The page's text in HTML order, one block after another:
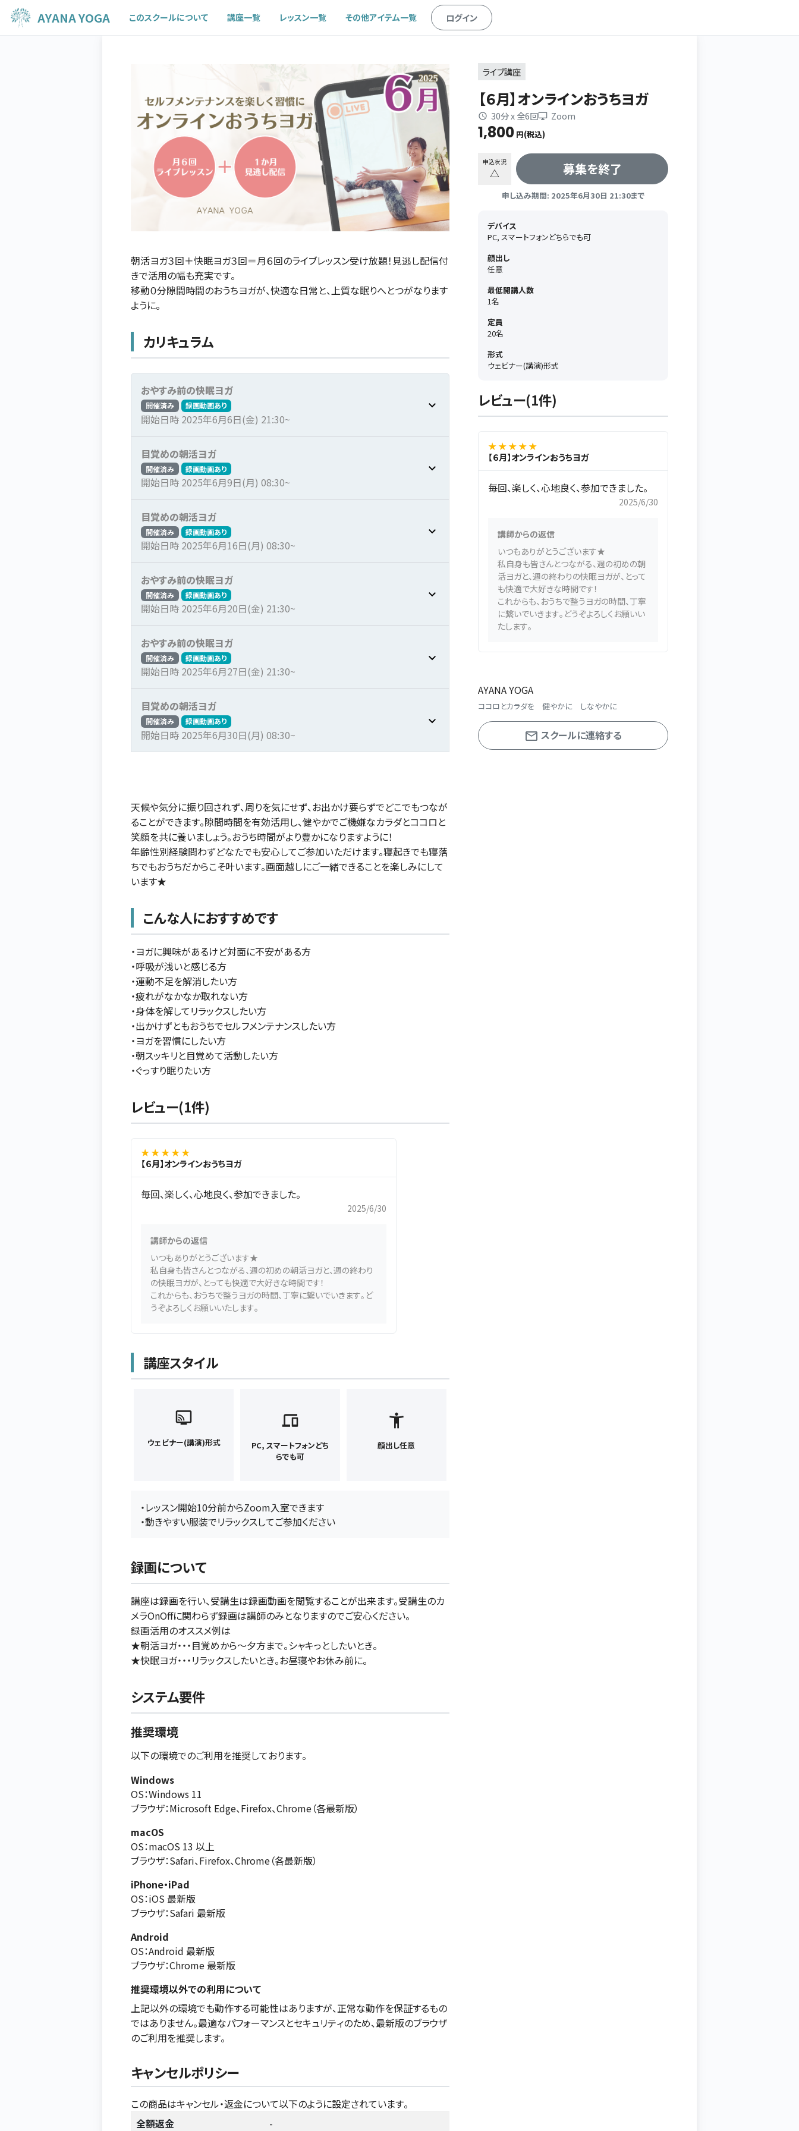
AYANA YOGA このスクールについて 講座一覧 レッスン一覧 その他アイテム一覧 ログイン
朝活ヨガ３回＋快眠ヨガ３回＝月６回のライブレッスン受け放題！見逃し配信付
きで活用の幅も充実です。
移動０分隙間時間のおうちヨガが、快適な日常と、上質な眠りへとつがなります
ように。
カリキュラム
おやすみ前の快眠ヨガ
開催済み 録画動画あり
開始日時 2025年6月6日(金) 21:30~
目覚めの朝活ヨガ
開催済み 録画動画あり
開始日時 2025年6月9日(月) 08:30~
目覚めの朝活ヨガ
開催済み 録画動画あり
開始日時 2025年6月16日(月) 08:30~
おやすみ前の快眠ヨガ
開催済み 録画動画あり
開始日時 2025年6月20日(金) 21:30~
おやすみ前の快眠ヨガ
開催済み 録画動画あり
開始日時 2025年6月27日(金) 21:30~
目覚めの朝活ヨガ
開催済み 録画動画あり
開始日時 2025年6月30日(月) 08:30~
天候や気分に振り回されず、周りを気にせず、お出かけ要らずでどこでもつなが
ることができます。隙間時間を有効活用し、健やかでご機嫌なカラダとココロと
笑顔を共に養いましょう。おうち時間がより豊かになりますように！
年齢性別経験問わずどなたでも安心してご参加いただけます。寝起きでも寝落
ちでもおうちだからこそ叶います。画面越しにご一緒できることを楽しみにして
います★
こんな人におすすめです
・ヨガに興味があるけど対面に不安がある方
・呼吸が浅いと感じる方
・運動不足を解消したい方
・疲れがなかなか取れない方
・身体を解してリラックスしたい方
・出かけずともおうちでセルフメンテナンスしたい方
・ヨガを習慣にしたい方
・朝スッキリと目覚めて活動したい方
・ぐっすり眠りたい方
レビュー(1件)
★ ★ ★ ★ ★
【６月】オンラインおうちヨガ
毎回、楽しく、心地良く、参加できました。
2025/6/30
講師からの返信
いつもありがとうございます★
私自身も皆さんとつながる、週の初めの朝活ヨガと、週の終わり
の快眠ヨガが、とっても快適で大好きな時間です！
これからも、おうちで整うヨガの時間、丁寧に繋いでいきます。ど
うぞよろしくお願いいたします。
講座スタイル
ウェビナー(講演)形式
PC, スマートフォンどち
らでも可
顔出し任意
・レッスン開始10分前からZoom入室できます
・動きやすい服装でリラックスしてご参加ください
録画について
講座は録画を行い、受講生は録画動画を閲覧することが出来ます。受講生のカ
メラOnOffに関わらず録画は講師のみとなりますのでご安心ください。
録画活用のオススメ例は
★朝活ヨガ・・・目覚めから～夕方まで。シャキっとしたいとき。
★快眠ヨガ・・・リラックスしたいとき。お昼寝やお休み前に。
システム要件
推奨環境
以下の環境でのご利用を推奨しております。
Windows
OS：Windows 11
ブラウザ：Microsoft Edge、Firefox、Chrome（各最新版）
macOS
OS：macOS 13 以上
ブラウザ：Safari、Firefox、Chrome（各最新版）
iPhone・iPad
OS：iOS 最新版
ブラウザ：Safari 最新版
Android
OS：Android 最新版
ブラウザ：Chrome 最新版
推奨環境以外での利用について
上記以外の環境でも動作する可能性はありますが、正常な動作を保証するもの
ではありません。最適なパフォーマンスとセキュリティのため、最新版のブラウザ
のご利用を推奨します。
キャンセルポリシー
この商品はキャンセル・返金について以下のように設定されています。
全額返金
-
ライブ講座
【６月】オンラインおうちヨガ
30分 x 全6回 Zoom
1,800 円(税込)
申込状況
△ 募集を終了
申し込み期間: 2025年6月30日 21:30まで
デバイス
PC, スマートフォンどちらでも可
顔出し
任意
最低開講人数
1名
定員
20名
形式
ウェビナー(講演)形式
レビュー(1件)
★ ★ ★ ★ ★
【６月】オンラインおうちヨガ
毎回、楽しく、心地良く、参加できました。
2025/6/30
講師からの返信
いつもありがとうございます★
私自身も皆さんとつながる、週の初めの朝
活ヨガと、週の終わりの快眠ヨガが、とって
も快適で大好きな時間です！
これからも、おうちで整うヨガの時間、丁寧
に繋いでいきます。どうぞよろしくお願いい
たします。
AYANA YOGA
ココロとカラダを 健やかに しなやかに
スクールに連絡する